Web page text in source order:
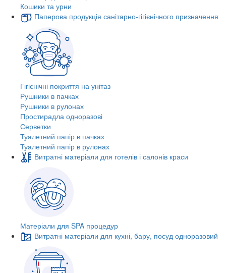
Кошики та урни
Паперова продукція санітарно-гігієнічного призначення
Гігієнічні покриття на унітаз
Рушники в пачках
Рушники в рулонах
Простирадла одноразові
Серветки
Туалетний папір в пачках
Туалетний папір в рулонах
Витратні матеріали для готелів і салонів краси
Матеріали для SPA процедур
Витратні матеріали для кухні, бару, посуд одноразовий